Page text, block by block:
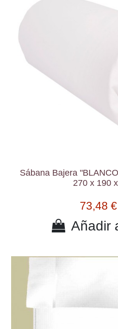
Sábana Bajera
270 x 190
73,48
Añadir